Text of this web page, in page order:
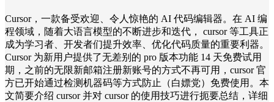
Cursor，一款备受欢迎、令人惊艳的 AI 代码编辑器。在 AI 编
程领域，随着大语言模型的不断进步和迭代， cursor 等工具正
成为学习者、开发者们提升效率、优化代码质量的重要利器。
Cursor 为新用户提供了无差别的 pro 版本功能 14 天免费试用
期，之前的无限新邮箱注册新账号的方式不再可用，cursor 官
方已开始通过检测机器码等方式防止（白嫖党）免费使用。本
文简要介绍 cursor 并对 cursor 的使用技巧进行扼要总结，详细